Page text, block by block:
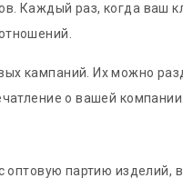
раз, когда ваш
кампаний. Их можно
о вашей компании.
партию